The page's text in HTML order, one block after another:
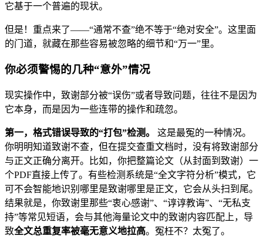
它基于一个普遍的现状。
但是！重点来了——“通常不查”绝不等于“绝对安全”。这里面
的门道，就藏在那些容易被忽略的细节和“万一”里。
你必须警惕的几种“意外”情况
现实操作中，致谢部分被“误伤”或者导致问题，往往不是因为
它本身，而是因为一些连带的操作和疏忽。
第一，格式错误导致的“打包”检测。
这是最冤的一种情况。
你明明知道致谢不查，但在提交查重文档时，没有将致谢部分
与正文正确分离开。比如，你把整篇论文（从封面到致谢）一
个PDF直接上传了。有些检测系统是“全文字符分析”模式，它
可不会智能地识别哪里是致谢哪里是正文，它会从头扫到尾。
结果就是，你致谢里那些“衷心感谢”、“谆谆教诲”、“无私支
持”等常见短语，会与其他海量论文中的致谢内容匹配上，导
致全文总重复率被毫无意义地拉高。冤枉不？太冤了。